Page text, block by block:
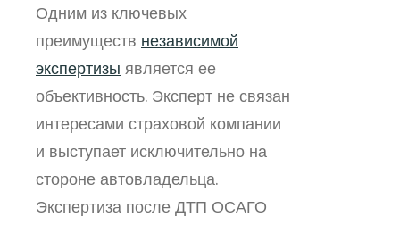
Одним из ключевых
преимуществ независимой
экспертизы является ее
объективность. Эксперт не связан
интересами страховой компании
и выступает исключительно на
стороне автовладельца.
Экспертиза после ДТП ОСАГО